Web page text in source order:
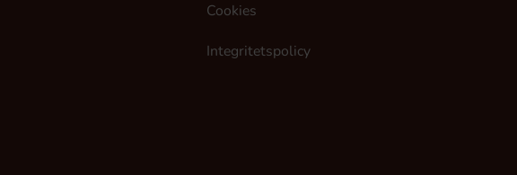
Cookies
Integritetspolicy